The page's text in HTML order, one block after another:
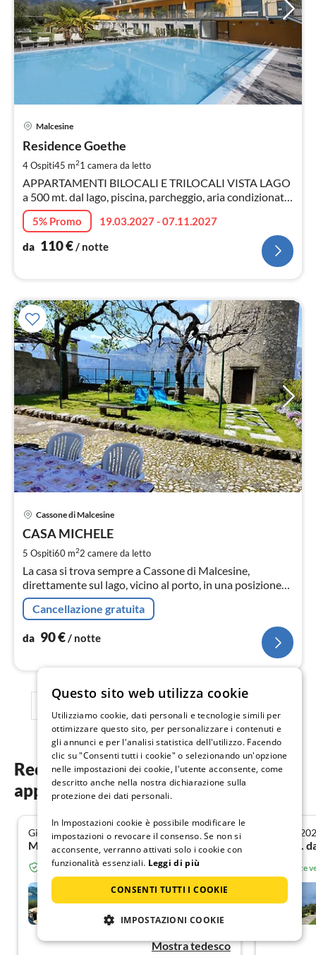
Malcesine
Residence Goethe
4 Ospiti45 m21 camera da letto
APPARTAMENTI BILOCALI E TRILOCALI VISTA LAGO
a 500 mt. dal lago, piscina, parcheggio, aria condizionata,
Wi-Fi.
5% Promo
19.03.2027 - 07.11.2027
da 110€/ notte
Cassone di Malcesine
CASA MICHELE
5 Ospiti60 m22 camere da letto
La casa si trova sempre a Cassone di Malcesine,
direttamente sul lago, vicino al porto, in una posizione
meravigliosa. L'appartamento è di nuovissima
ristrutturazione (marzo 2023) direttamente sul lago.
Cancellazione gratuita
da 90€/ notte
Recensioni degli ospiti dei nostri
appartamenti vacanza a Malcesine
Giugno 2026
Mirko R. da Berlin
4.8
Ospite verificato da Resido.it
Ferienwohnung CESARE
Malcesine
Mostra tedesco
Giugno
Irene F.
Ospite
Questo sito web utilizza cookie
Utilizziamo cookie, dati personali e tecnologie simili per
ottimizzare questo sito, per personalizzare i contenuti e
gli annunci e per l'analisi statistica dell'utilizzo. Facendo
clic su "Consenti tutti i cookie" o selezionando un'opzione
nelle impostazioni dei cookie, l'utente acconsente, come
descritto anche nella nostra dichiarazione sulla
protezione dei dati personali.
In Impostazioni cookie è possibile modificare le
impostazioni o revocare il consenso. Se non si
acconsente, verranno attivati solo i cookie con
funzionalità essenziali. Leggi di più
CONSENTI TUTTI I COOKIE
IMPOSTAZIONI COOKIE